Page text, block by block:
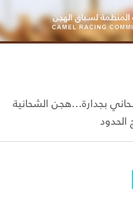
بجدارة...هجن الشحانية
الحدود